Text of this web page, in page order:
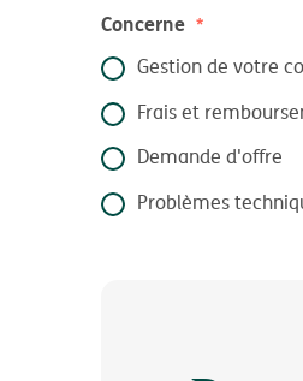
Concerne
Gestion de votre
Frais et
Demande d'offre
Problèmes